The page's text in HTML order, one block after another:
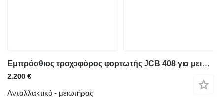
Εμπρόσθιος τροχοφόρος φορτωτής JCB 408 για μειωτήρας
2.200 €
Ανταλλακτικό - μειωτήρας